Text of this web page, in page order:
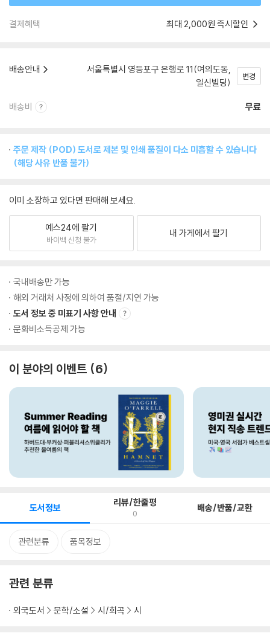
결제혜택 최대 2,000원 즉시할인
배송안내
서울특별시 영등포구 은행로 11(여의도동,
일신빌딩)
변경
배송비 무료
주문 제작 (POD) 도서로 제본 및 인쇄 품질이 다소 미흡할 수 있습니다
(해당 사유 반품 불가)
이미 소장하고 있다면 판매해 보세요.
예스24에 팔기
바이백 신청 불가
내 가게에서 팔기
국내배송만 가능
해외 거래처 사정에 의하여 품절/지연 가능
도서 정보 중 미표기 사항 안내
문화비소득공제 가능
이 분야의 이벤트 6
도서정보 리뷰/한줄평
0 배송/반품/교환
관련분류 품목정보
관련 분류
외국도서 문학/소설 시/희곡 시